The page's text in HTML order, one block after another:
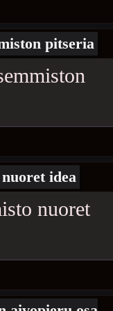
pitseria
idea